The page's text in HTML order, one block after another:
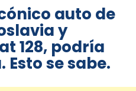
auto de
y
128, podría
se sabe.